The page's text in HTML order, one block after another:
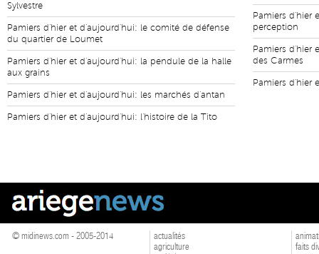
Sylvestre
Pamiers d'hier et d'aujourd'hui: le comité de défense
du quartier de Loumet
Pamiers d'hier et d'aujourd'hui: la pendule de la halle
aux grains
Pamiers d'hier et d'aujourd'hui: les marchés d'antan
Pamiers d'hier et d'aujourd'hui: l'histoire de la Tito
Pamiers d'hier
perception
Pamiers d'hier
des Carmes
Pamiers d'hier
© midinews.com - 2005-2014
actualités
agriculture
faits